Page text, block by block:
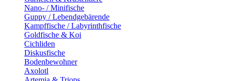
Nano- / Minifische
Guppy / Lebendgebärende
Kampffische / Labyrinthfische
Goldfische & Koi
Cichliden
Diskusfische
Bodenbewohner
Axolotl